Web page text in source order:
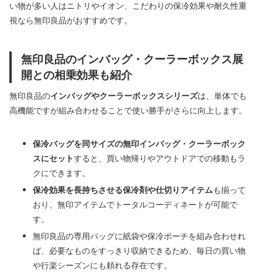
い物が多い人はニトリやイオン、こだわりの保冷効果や耐久性重
視なら無印良品がおすすめです。
無印良品のインバッグ・クーラーボックス展
開との相乗効果も紹介
無印良品のインバッグやクーラーボックスシリーズは、単体でも
高機能ですが組み合わせることで使い勝手がさらに向上します。
保冷バッグを同サイズの無印インバッグ・クーラーボック
スにセットすると、買い物帰りやアウトドアでの移動もラ
クにできます。
保冷効果を長持ちさせる保冷剤や仕切りアイテムも揃って
おり、無印アイテムでトータルコーディネートが可能で
す。
無印良品の専用バッグに紙袋や保冷ポーチを組み合わせれ
ば、必要なものをすっきり収納できるため、毎日の買い物
や行楽シーズンにも頼れる存在です。